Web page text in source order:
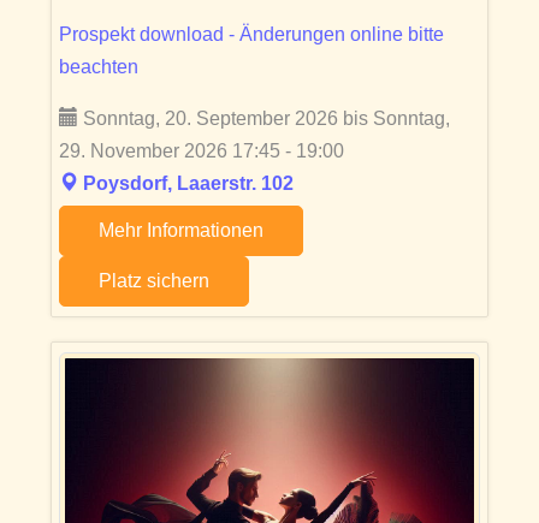
Prospekt download - Änderungen online bitte
beachten
Sonntag, 20. September 2026 bis Sonntag,
29. November 2026 17:45 - 19:00
Poysdorf, Laaerstr. 102
Mehr Informationen
Platz sichern